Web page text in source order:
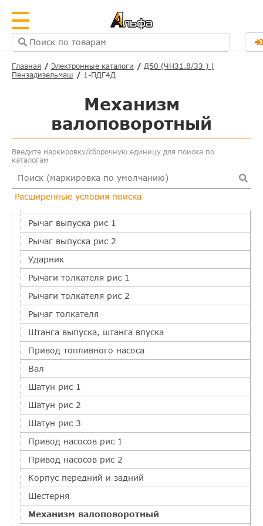
Главная Электронные каталоги
Д50 (ЧН31.8/33 ) |
Пензадизельмаш
1-ПДГ4Д
Механизм
валоповоротный
Введите маркировку/сборочную единицу для поиска по
каталогам
Расширенные условия поиска
Корпус привода рис 1
Корпус подшипника
Шестерня паразитная
Кольцо упорное рис 2
Клапаны впускной и выпускной
Привод клапанов
Рычаг впуска рис 1
Рычаг впуска рис 2
Рычаг выпуска рис 1
Рычаг выпуска рис 2
Ударник
Рычаги толкателя рис 1
Рычаги толкателя рис 2
Рычаг толкателя
Штанга выпуска, штанга впуска
Привод топливного насоса
Вал
Шатун рис 1
Шатун рис 2
Шатун рис 3
Привод насосов рис 1
Привод насосов рис 2
Корпус передний и задний
Шестерня
Механизм валоповоротный